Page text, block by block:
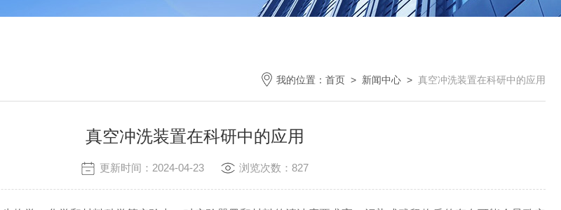
我的位置： 首页 > 新闻中心 > 真空冲洗装置在科研中的应用
真空冲洗装置在科研中的应用
更新时间：2024-04-23 浏览次数：827